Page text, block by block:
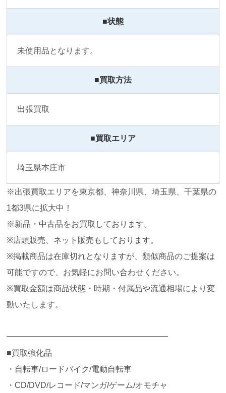
■状態
未使用品となります。
■買取方法
出張買取
■買取エリア
埼玉県本庄市
※出張買取エリアを東京都、神奈川県、埼玉県、千葉県の
1都3県に拡大中！
※新品・中古品をお買取しております。
※店頭販売、ネット販売もしております。
※掲載商品は在庫切れとなりますが、類似商品のご提案は
可能ですので、お気軽にお問い合わせください。
※買取金額は商品状態・時期・付属品や流通相場により変
動いたします。
━━━━━━━━━━━━━━━━━━━━
■買取強化品
・自転車/ロードバイク/電動自転車
・CD/DVD/レコード/マンガ/ゲーム/オモチャ